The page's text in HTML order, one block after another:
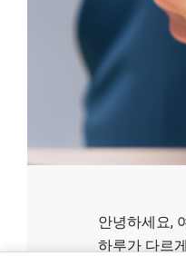
안녕하세요,
하루가 다르